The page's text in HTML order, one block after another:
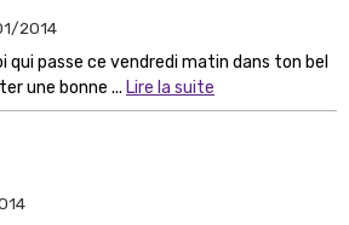
2014
qui passe ce vendredi matin dans ton bel
une bonne ... Lire la suite